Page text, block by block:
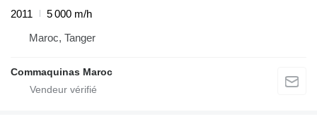
2011
5 000 m/h
Maroc, Tanger
Commaquinas Maroc